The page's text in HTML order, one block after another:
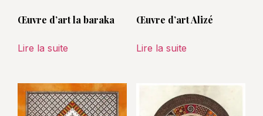
Œuvre d’art la baraka
Lire la suite
Œuvre d’art Alizé
Lire la suite